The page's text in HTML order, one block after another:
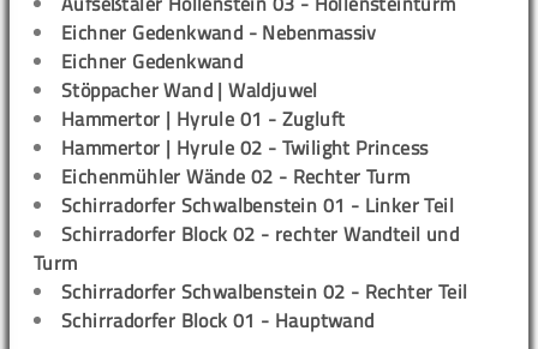
Eichner Gedenkwand - Nebenmassiv
Eichner Gedenkwand
Stöppacher Wand | Waldjuwel
Hammertor | Hyrule 01 - Zugluft
Hammertor | Hyrule 02 - Twilight Princess
Eichenmühler Wände 02 - Rechter Turm
Schirradorfer Schwalbenstein 01 - Linker Teil
Schirradorfer Block 02 - rechter Wandteil und
Turm
Schirradorfer Schwalbenstein 02 - Rechter Teil
Schirradorfer Block 01 - Hauptwand